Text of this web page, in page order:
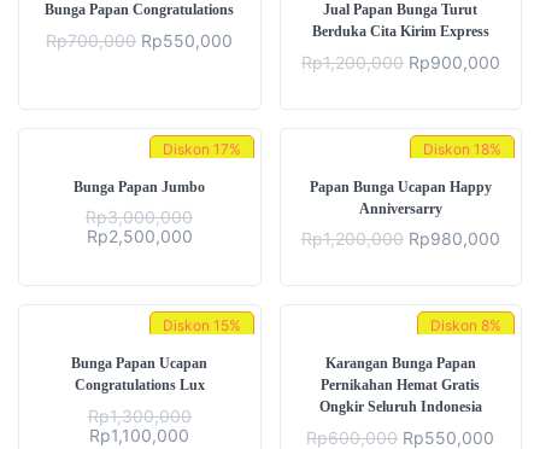
Bunga Papan Congratulations
Rp700,000 Rp550,000
Jual Papan Bunga Turut
Berduka Cita Kirim Express
Rp1,200,000 Rp900,000
Diskon 17%
Bunga Papan Jumbo
Rp3,000,000
Rp2,500,000
Diskon 18%
Papan Bunga Ucapan Happy
Anniversarry
Rp1,200,000 Rp980,000
Diskon 15%
Bunga Papan Ucapan
Congratulations Lux
Rp1,300,000
Rp1,100,000
Diskon 8%
Karangan Bunga Papan
Pernikahan Hemat Gratis
Ongkir Seluruh Indonesia
Rp600,000 Rp550,000